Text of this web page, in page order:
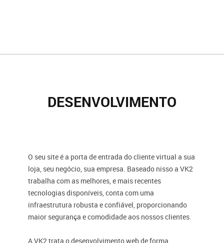
DESENVOLVIMENTO
O seu site é a porta de entrada do cliente virtual a sua
loja, seu negócio, sua empresa. Baseado nisso a VK2
trabalha com as melhores, e mais recentes
tecnologias disponíveis, conta com uma
infraestrutura robusta e confiável, proporcionando
maior segurança e comodidade aos nossos clientes.
A VK2 trata o desenvolvimento web de forma